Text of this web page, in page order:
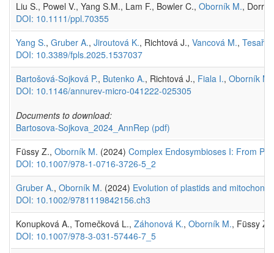
Liu S., Powel V., Yang S.M., Lam F., Bowler C., Oborník M.,
DOI: 10.1111/ppl.70355
Yang S., Gruber A., Jiroutová K., Richtová J., Vancová M.,
DOI: 10.3389/fpls.2025.1537037
Bartošová-Sojková P., Butenko A., Richtová J., Fiala I., Oborník M.
DOI: 10.1146/annurev-micro-041222-025305
Documents to download:
Bartosova-Sojkova_2024_AnnRep (pdf)
Füssy Z., Oborník M. (2024) Complex Endosymbioses I: From
DOI: 10.1007/978-1-0716-3726-5_2
Gruber A., Oborník M. (2024) Evolution of plastids and
DOI: 10.1002/9781119842156.ch3
Konupková A., Tomečková L., Záhonová K., Oborník M., Füssy
DOI: 10.1007/978-3-031-57446-7_5